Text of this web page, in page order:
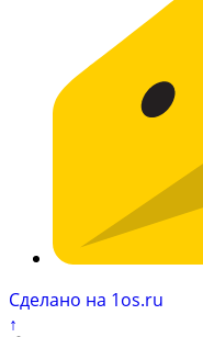
Сделано на 1os.ru
↑